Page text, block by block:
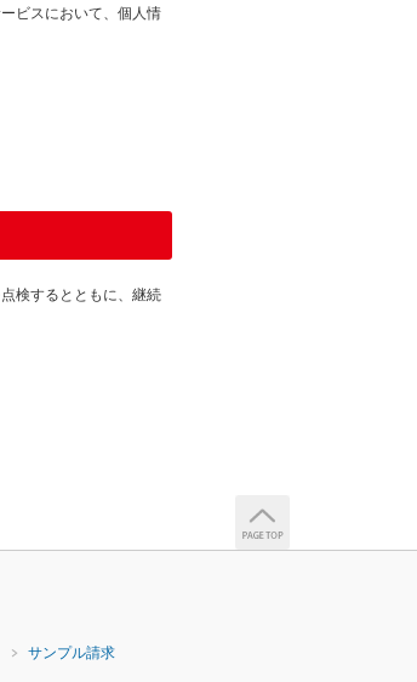
ビスにおいて、個人情
検するとともに、継続
サンプル請求